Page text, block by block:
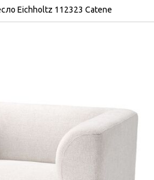
Eichholtz 112323 Catene